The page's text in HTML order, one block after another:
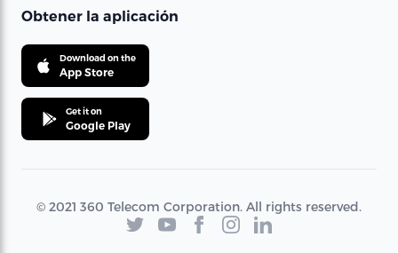
Obtener la aplicación
Download on the
App Store
Get it on
Google Play
© 2021 360 Telecom Corporation. All rights reserved.